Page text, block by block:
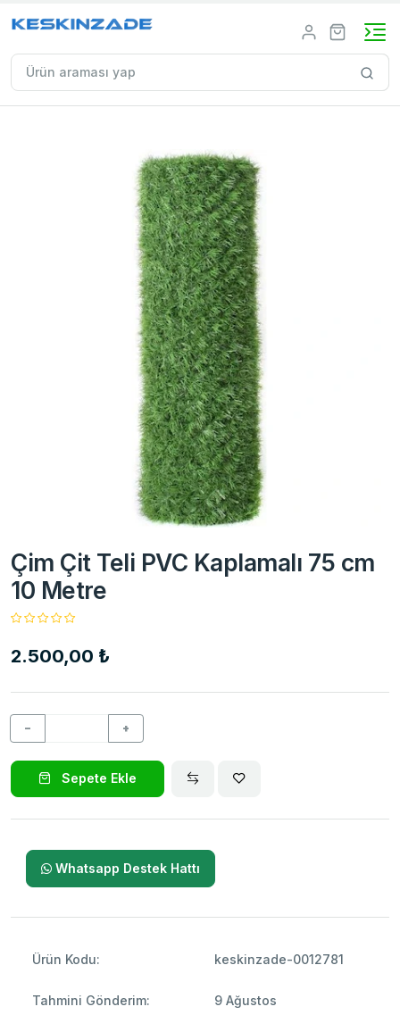
Çim Çit Teli PVC Kaplamalı 75 cm
10 Metre
2.500,00 ₺
− +
Sepete Ekle
Whatsapp Destek Hattı
Ürün Kodu: keskinzade-0012781
Tahmini Gönderim: 9 Ağustos